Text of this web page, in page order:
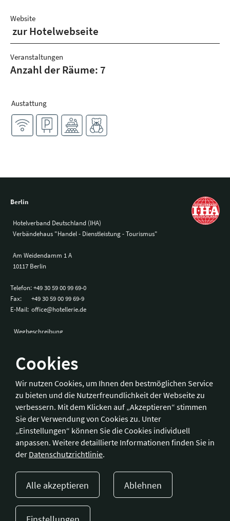
Cookies
Wir nutzen Cookies, um Ihnen den bestmöglichen Service
zu bieten und die Nutzerfreundlichkeit der Webseite zu
verbessern. Mit dem Klicken auf „Akzeptieren“ stimmen
Sie der Verwendung von Cookies zu. Unter
„Einstellungen“ können Sie die Cookies individuell
anpassen. Weitere detaillierte Informationen finden Sie in
der Datenschutzrichtlinie.
Alle akzeptieren Ablehnen
Website
zur Hotelwebseite
Veranstaltungen
Anzahl der Räume: 7
Austattung
Berlin
Hotelverband Deutschland (IHA)
Verbändehaus "Handel - Dienstleistung - Tourismus"
Am Weidendamm 1 A
10117 Berlin
Telefon:+49 30 59 00 99 69-0
Fax:
+49 30 59 00 99 69-9
E-Mail: office@hotellerie.de
Wegbeschreibung
Hotelverband Deutschland (IHA) / IHA-Service GmbH
Kronprinzenstraße 37
53173 Bonn
Telefon:
Fax:
+49 228 92 39 29-9
E-Mail:bonn@hotellerie.de
Wegbeschreibung
Presse Kontakt